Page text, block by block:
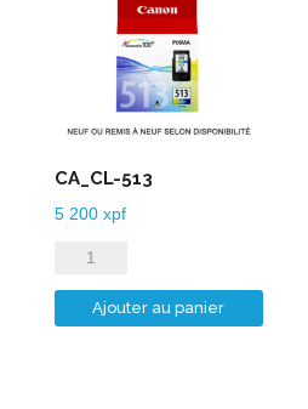
CA_CL-513
5 200 xpf
quantité
de
CA_CL-
Ajouter au panier